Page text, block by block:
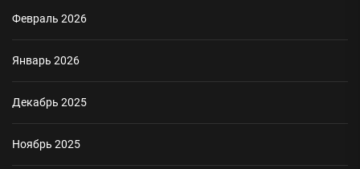
Февраль 2026
Январь 2026
Декабрь 2025
Ноябрь 2025